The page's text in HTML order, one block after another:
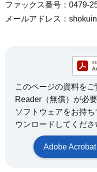
ファックス番号：0479-
メールアドレス：
このページの資料を
Reader（無償）が必要
ソフトウェアをお持
ウンロードしてくださ
Adobe